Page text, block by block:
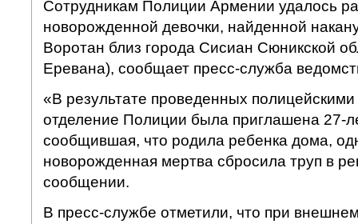
Сотрудникам Полиции Армении удалось
новорожденной девочки, найденной
Воротан близ города Сисиан Сюникской
Еревана), сообщает пресс-служба
«В результате проведенных
отделение Полиции была приглашена 27-
сообщившая, что родила ребенка дома,
новорожденная мертва сбросила труп в
сообщении.
В пресс-службе отметили, что при